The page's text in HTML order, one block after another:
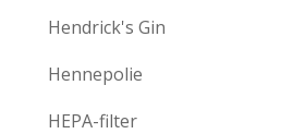
Hendrick's Gin
Hennepolie
HEPA-filter